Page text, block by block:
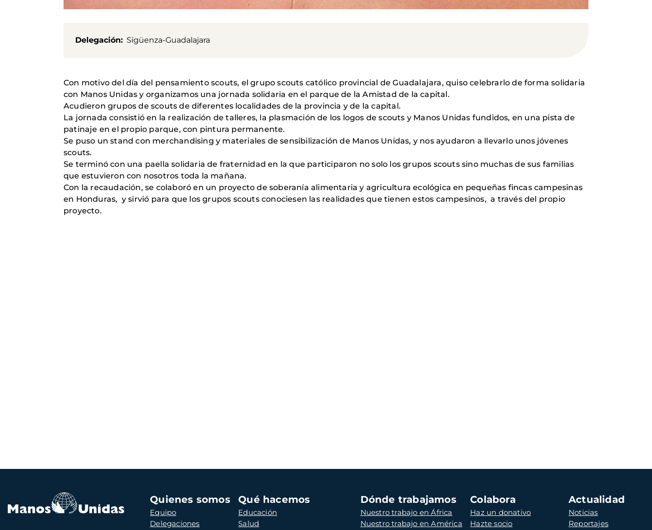
Delegación Sigüenza-Guadalajara
Con motivo del día del pensamiento scouts, el grupo scouts católico provincial de Guadalajara, quiso celebrarlo de forma solidaria
con Manos Unidas y organizamos una jornada solidaria en el parque de la Amistad de la capital.
Acudieron grupos de scouts de diferentes localidades de la provincia y de la capital.
La jornada consistió en la realización de talleres, la plasmación de los logos de scouts y Manos Unidas fundidos, en una pista de
patinaje en el propio parque, con pintura permanente.
Se puso un stand con merchandising y materiales de sensibilización de Manos Unidas, y nos ayudaron a llevarlo unos jóvenes
scouts.
Se terminó con una paella solidaria de fraternidad en la que participaron no solo los grupos scouts sino muchas de sus familias
que estuvieron con nosotros toda la mañana.
Con la recaudación, se colaboró en un proyecto de soberanía alimentaria y agricultura ecológica en pequeñas fincas campesinas
en Honduras, y sirvió para que los grupos scouts conociesen las realidades que tienen estos campesinos, a través del propio
proyecto.
Navegación
principal
Quienes somos
Equipo
Delegaciones
Qué hacemos
Educación
Salud
Dónde trabajamos
Nuestro trabajo en África
Nuestro trabajo en América
Colabora
Haz un donativo
Hazte socio
Actualidad
Noticias
Reportajes